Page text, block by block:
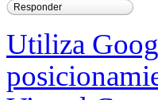
Responder
Utiliza